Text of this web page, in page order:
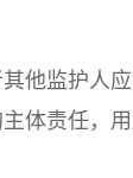
监护人应
体责任，